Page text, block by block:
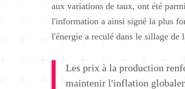
aux variations de taux, ont été
l'information a ainsi signé la plus
l'énergie a reculé dans le sillage de
Les prix à la production
maintenir l'inflation